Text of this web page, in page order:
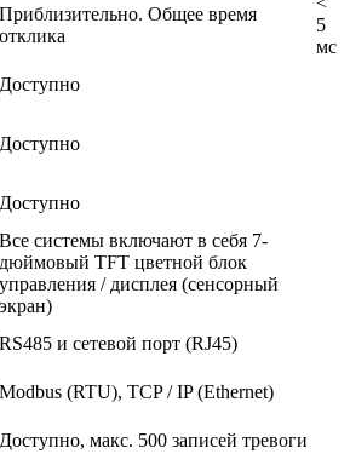
Приблизительно. Общее время
отклика
5
мс
Доступно
Доступно
Доступно
Все системы включают в себя 7-
дюймовый TFT цветной блок
управления / дисплея (сенсорный
экран)
RS485 и сетевой порт (RJ45)
Modbus (RTU), TCP / IP (Ethernet)
Доступно, макс. 500 записей тревоги